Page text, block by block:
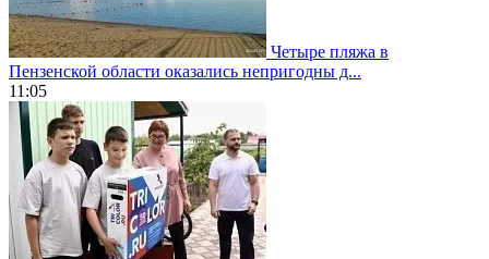
Четыре пляжа в
Пензенской области оказались непригодны д...
11:05